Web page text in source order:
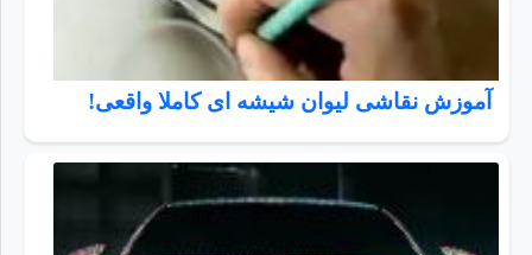
آموزش نقاشی لیوان شیشه ای کاملا واقعی!